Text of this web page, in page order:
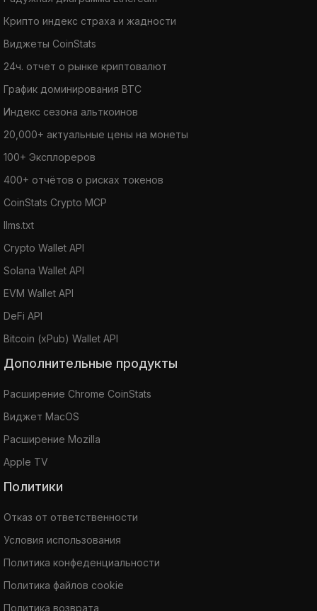
Крипто индекс страха и жадности
Виджеты CoinStats
24ч. отчет о рынке криптовалют
График доминирования BTC
Индекс сезона альткоинов
20,000+ актуальные цены на монеты
100+ Эксплореров
400+ отчётов о рисках токенов
CoinStats Crypto MCP
llms.txt
Crypto Wallet API
Solana Wallet API
EVM Wallet API
DeFi API
Bitcoin (xPub) Wallet API
Дополнительные продукты
Расширение Chrome CoinStats
Виджет MacOS
Расширение Mozilla
Apple TV
Политики
Отказ от ответственности
Условия использования
Политика конфеденциальности
Политика файлов cookie
Политика возврата